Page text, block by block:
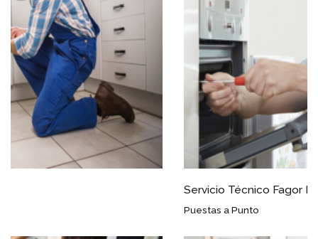
Servicio Técnico Fagor Escalante